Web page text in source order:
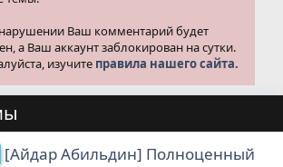
Ваш комментарий будет
а Ваш аккаунт заблокирован на сутки.
изучите правила нашего сайта.
[Айдар Абильдин] Полноценный